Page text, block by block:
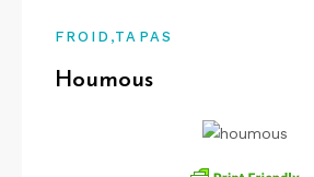
FROID ,TAPAS
Houmous